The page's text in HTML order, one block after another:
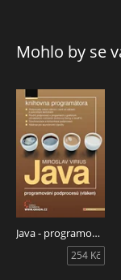
Mohlo by se
Java - programování podprocesů (vláken)
254 Kč